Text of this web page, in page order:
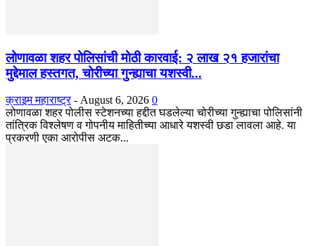
लोणावळा शहर पोलिसांची मोठी कारवाई: २ लाख २१ हजारांचा
मुद्देमाल हस्तगत, चोरीच्या गुन्ह्याचा यशस्वी...
क्राइम महाराष्ट्र - August 6, 2026 0
​लोणावळा शहर पोलीस स्टेशनच्या हद्दीत घडलेल्या चोरीच्या गुन्ह्याचा पोलिसांनी
तांत्रिक विश्लेषण व गोपनीय माहितीच्या आधारे यशस्वी छडा लावला आहे. या
प्रकरणी एका आरोपीस अटक...